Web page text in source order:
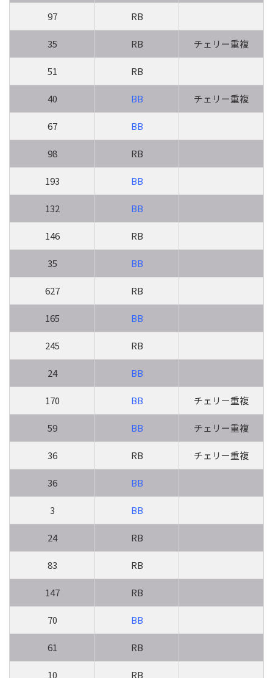
97 RB
35 RB チェリー重複
51 RB
40 BB チェリー重複
67 BB
98 RB
193 BB
132 BB
146 RB
35 BB
627 RB
165 BB
245 RB
24 BB
170 BB チェリー重複
59 BB チェリー重複
36 RB チェリー重複
36 BB
3 BB
24 RB
83 RB
147 RB
70 BB
61 RB
10 RB